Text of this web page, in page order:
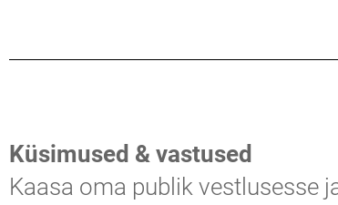
Küsimused & vastused
Kaasa oma publik vestlusesse